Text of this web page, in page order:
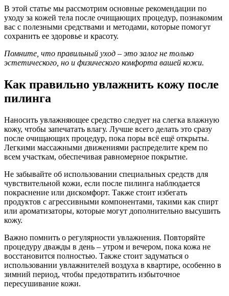
В этой статье мы рассмотрим основные рекомендации по
уходу за кожей тела после очищающих процедур, познакомим
вас с полезными средствами и методами, которые помогут
сохранить ее здоровье и красоту.
Помните, что правильный уход – это залог не только
эстетического, но и физического комфорта вашей кожи.
Как правильно увлажнить кожу после
пилинга
Наносить увлажняющее средство следует на слегка влажную
кожу, чтобы запечатать влагу. Лучше всего делать это сразу
после очищающих процедур, пока поры всё ещё открыты.
Легкими массажными движениями распределите крем по
всем участкам, обеспечивая равномерное покрытие.
Не забывайте об использовании специальных средств для
чувствительной кожи, если после пилинга наблюдается
покраснение или дискомфорт. Также стоит избегать
продуктов с агрессивными компонентами, такими как спирт
или ароматизаторы, которые могут дополнительно высушить
кожу.
Важно помнить о регулярности увлажнения. Повторяйте
процедуру дважды в день – утром и вечером, пока кожа не
восстановится полностью. Также стоит задуматься о
использовании увлажнителей воздуха в квартире, особенно в
зимний период, чтобы предотвратить избыточное
пересушивание кожи.